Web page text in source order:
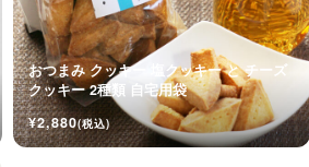
おつまみ クッキー 塩クッキー と チーズ
クッキー 2種類 自宅用袋
¥2,880(税込)